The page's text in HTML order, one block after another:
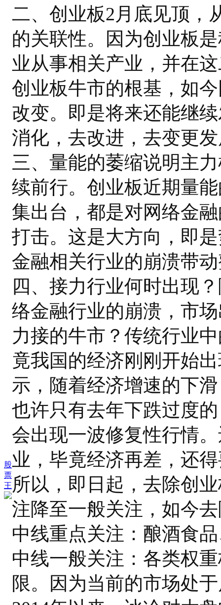
股
票
王
二、创业板2月底见顶，
的关联性。因为创业板
业从事相关产业，并在
创业板牛市的根基，如
改变。即是将来还能继
消化，去改进，去变更
三、量能的萎缩说明主
续前行。创业板近期量
集出台，都是对网络金
打击。这是大方向，即
金融相关行业的崩溃带
四、接力行业何时出现
络金融行业的崩溃，市
力接的牛市？传统行业
竟我国的经济刚刚开始
示，随着经济增速的下
也许只有去年下跌过度
会出现一波修复性行情
业，毕竟经济再差，还
所以，即日起，去除创
注降至一般关注，如今
中线重点关注：酿酒食
中线一般关注：各类权
限。因为当前的市场处